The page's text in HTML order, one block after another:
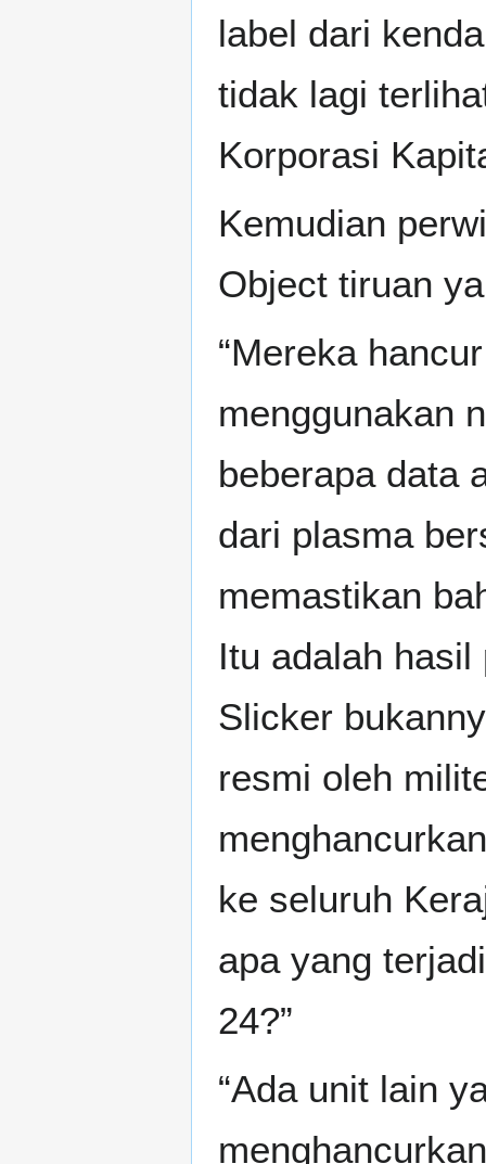
label dari
tidak lagi
Korporasi
Kemudian
Object tiruan
“Mereka
menggunakan
beberapa data
dari plasma
memastikan
Itu adalah
Slicker
resmi oleh
ke seluruh
apa yang
24?”
“Ada unit lain